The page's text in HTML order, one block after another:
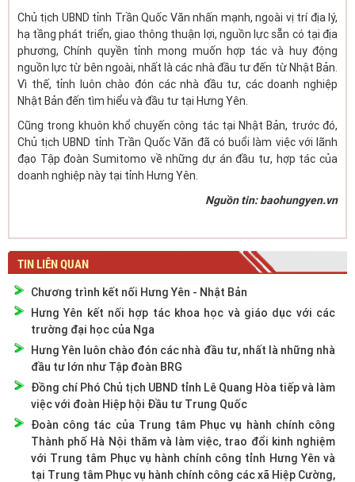
Chủ tịch UBND tỉnh Trần Quốc Văn nhấn mạnh, ngoài vị trí địa lý,
hạ tầng phát triển, giao thông thuận lợi, nguồn lực sẵn có tại địa
phương, Chính quyền tỉnh mong muốn hợp tác và huy động
nguồn lực từ bên ngoài, nhất là các nhà đầu tư đến từ Nhật Bản.
Vì thế, tỉnh luôn chào đón các nhà đầu tư, các doanh nghiệp
Nhật Bản đến tìm hiểu và đầu tư tại Hưng Yên.
Cũng trong khuôn khổ chuyến công tác tại Nhật Bản, trước đó,
Chủ tịch UBND tỉnh Trần Quốc Văn đã có buổi làm việc với lãnh
đạo Tập đoàn Sumitomo về những dự án đầu tư, hợp tác của
doanh nghiệp này tại tỉnh Hưng Yên.
Nguồn tin: baohungyen.vn
TIN LIÊN QUAN
Chương trình kết nối Hưng Yên - Nhật Bản
Hưng Yên kết nối hợp tác khoa học và giáo dục với các
trường đại học của Nga
Hưng Yên luôn chào đón các nhà đầu tư, nhất là những nhà
đầu tư lớn như Tập đoàn BRG
Đồng chí Phó Chủ tịch UBND tỉnh Lê Quang Hòa tiếp và làm
việc với đoàn Hiệp hội Đầu tư Trung Quốc
Đoàn công tác của Trung tâm Phục vụ hành chính công
Thành phố Hà Nội thăm và làm việc, trao đổi kinh nghiệm
với Trung tâm Phục vụ hành chính công tỉnh Hưng Yên và
tại Trung tâm Phục vụ hành chính công các xã Hiệp Cường,